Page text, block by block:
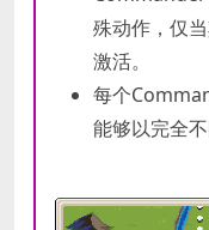
殊动作，仅
激活。
每个
能够以完全